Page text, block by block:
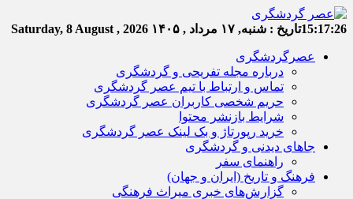
15:17:26تاریخ : شنبه, ۱۷ مرداد , ۱۴۰۵ Saturday, 8 August , 2026
عصرگردشگری
درباره مجله تفریحی و گردشگری
تماس و ارتباط با تیم عصر گردشگری
حریم شخصی کاربران عصر گردشگری
شرایط بازنشر محتوا
خرید رپورتاژ و بک لینک عصر گردشگری
جاهای دیدنی و گردشگری
راهنمای سفر
فرهنگ و تاریخ (ایران و جهان)
گزارش‌های خبری میراث فرهنگی